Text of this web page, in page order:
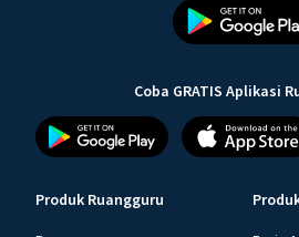
Coba GRATIS Aplikasi
Produk Ruangguru